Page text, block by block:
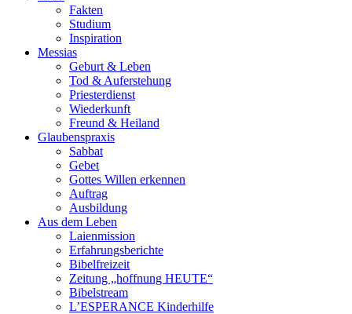
Fakten
Studium
Inspiration
Messias
Geburt & Leben
Tod & Auferstehung
Priesterdienst
Wiederkunft
Freund & Heiland
Glaubenspraxis
Sabbat
Gebet
Gottes Willen erkennen
Auftrag
Ausbildung
Aus dem Leben
Laienmission
Erfahrungsberichte
Bibelfreizeit
Zeitung „hoffnung HEUTE“
Bibelstream
L’ESPERANCE Kinderhilfe